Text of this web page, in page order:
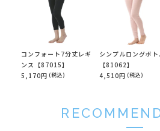
コンフォート7分丈レギ
ンス【87015】
5,170円 (税込)
シンプルロングボト
【81062】
4,510円 (税込)